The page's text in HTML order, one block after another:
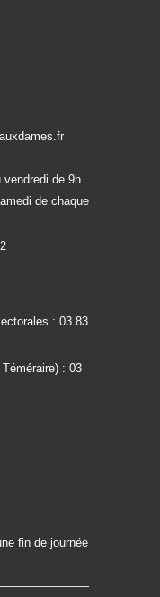
vendredi de 9h
de chaque
: 03 83
: 03
fin de journée